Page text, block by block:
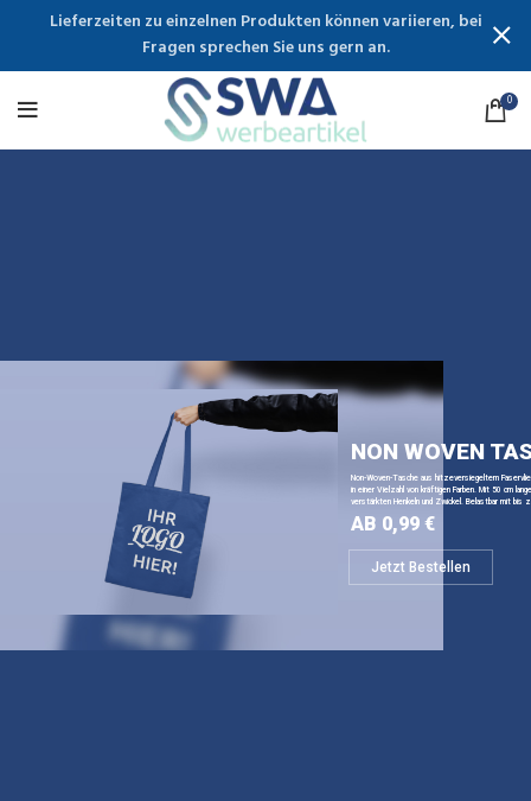
0
NON WOVEN
Non-Woven-Tasche aus hitzeversiegeltem
in einer Vielzahl von kräftigen Farben. Mit 50 cm
verstärkten Henkeln und Zwickel. Belastbar mit bis
Jetzt Bestellen
AB 0,99 €
Lieferzeiten zu einzelnen Produkten können variieren, bei
Fragen sprechen Sie uns gern an.